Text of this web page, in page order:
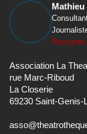
Association La
rue Marc-Riboud
La Closerie
69230 Saint-Genis-